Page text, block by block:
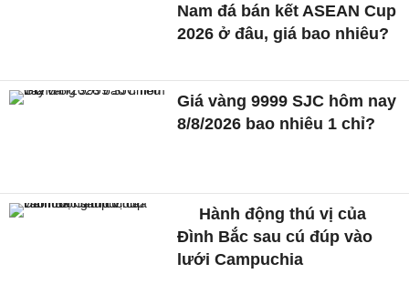
Nam đá bán kết ASEAN Cup
2026 ở đâu, giá bao nhiêu?
Giá vàng 9999 SJC hôm nay
8/8/2026 bao nhiêu 1 chỉ?
Hành động thú vị của
Đình Bắc sau cú đúp vào
lưới Campuchia